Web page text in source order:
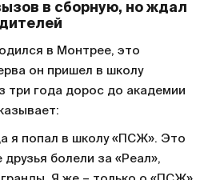
в сборную, но ждал
в Монтрее, это
он пришел в школу
три года дорос до академии
я попал в школу «ПСЖ». Это
болели за «Реал»,